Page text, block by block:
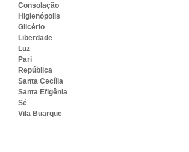
Consolação
Higienópolis
Glicério
Liberdade
Luz
Pari
República
Santa Cecília
Santa Efigênia
Sé
Vila Buarque